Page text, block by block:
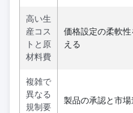
高い生
産コス
トと原
材料費
価格設定の柔軟
える
複雑で
異なる
規制要
製品の承認と市